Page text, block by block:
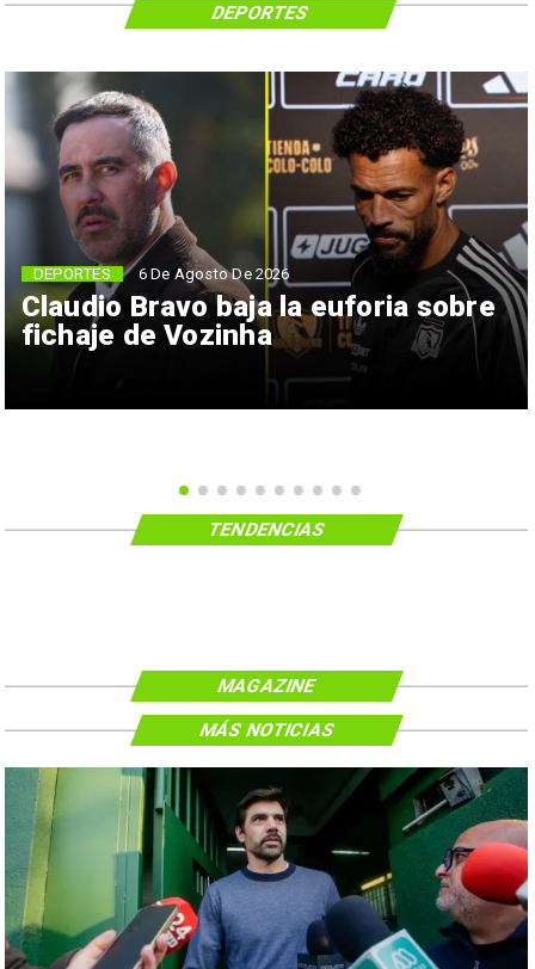
Claudio Bravo baja la euforia sobre
fichaje de Vozinha
DEPORTES 6 De Agosto De 2026
DEPORTES
TENDENCIAS
MAGAZINE
MÁS NOTICIAS